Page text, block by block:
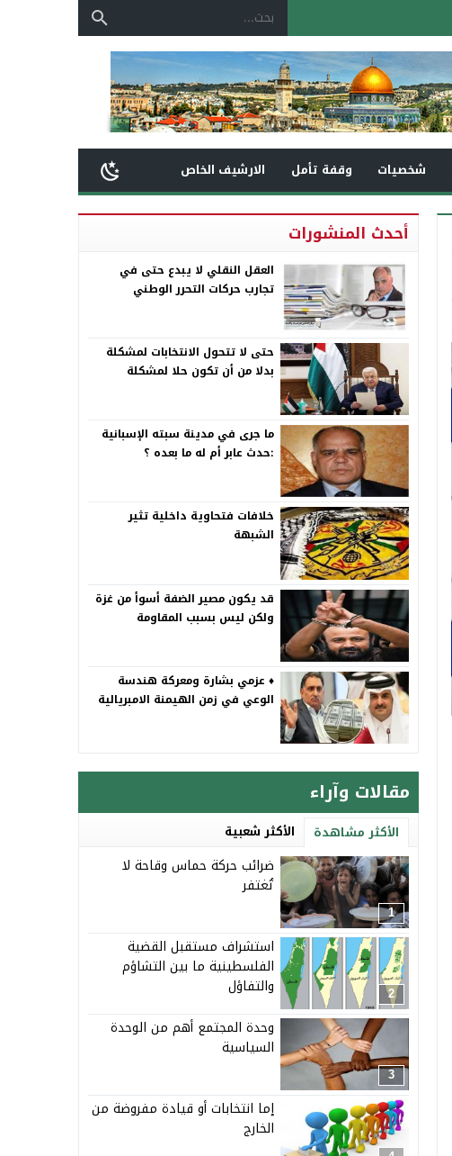
شخصيات وقفة تأمل الارشيف الخاص
أحدث المنشورات
العقل النقلي لا يبدع حتى في
تجارب حركات التحرر الوطني
حتى لا تتحول الانتخابات لمشكلة
بدلا من أن تكون حلا لمشكلة
ما جرى في مدينة سبته الإسبانية
:حدث عابر أم له ما بعده ؟
خلافات فتحاوية داخلية تثير
الشبهة
قد يكون مصير الضفة أسوأ من غزة
ولكن ليس بسبب المقاومة
♦️ عزمي بشارة ومعركة هندسة
الوعي في زمن الهيمنة الامبريالية
مقالات وآراء
الأكثر مشاهدة الأكثر شعبية
1
ضرائب حركة حماس وقاحة لا
تُغتفر
2
استشراف مستقبل القضية
الفلسطينية ما بين التشاؤم
والتفاؤل
3
وحدة المجتمع أهم من الوحدة
السياسية
إما انتخابات أو قيادة مفروضة من
الخارج